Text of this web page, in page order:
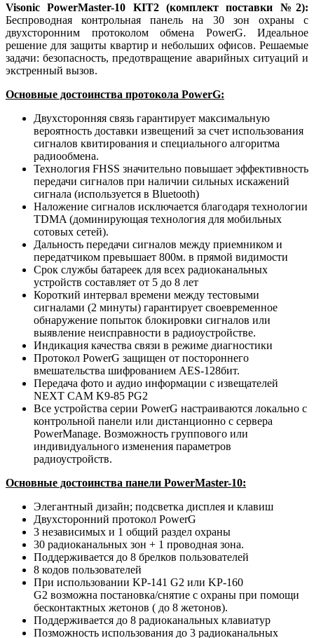
Visonic PowerMaster-10 KIT2 (комплект поставки №2):
Беспроводная контрольная панель на 30 зон охраны с
двухсторонним протоколом обмена PowerG. Идеальное
решение для защиты квартир и небольших офисов. Решаемые
задачи: безопасность, предотвращение аварийных ситуаций и
экстренный вызов.
Основные достоинства протокола PowerG:
Двухсторонняя связь гарантирует максимальную
вероятность доставки извещений за счет использования
сигналов квитирования и специального алгоритма
радиообмена.
Технология FHSS значительно повышает эффективность
передачи сигналов при наличии сильных искажений
сигнала (используется в Bluetooth)
Наложение сигналов исключается благодаря технологии
TDMA (доминирующая технология для мобильных
сотовых сетей).
Дальность передачи сигналов между приемником и
передатчиком превышает 800м. в прямой видимости
Срок службы батареек для всех радиоканальных
устройств составляет от 5 до 8 лет
Короткий интервал времени между тестовыми
сигналами (2 минуты) гарантирует своевременное
обнаружение попыток блокировки сигналов или
выявление неисправности в радиоустройстве.
Индикация качества связи в режиме диагностики
Протокол PowerG защищен от постороннего
вмешательства шифрованием AES-128бит.
Передача фото и аудио информации с извещателей
NEXT CAM K9-85 PG2
Все устройства серии PowerG настраиваются локально с
контрольной панели или дистанционно с сервера
PowerManage. Возможность группового или
индивидуального изменения параметров
радиоустройств.
Основные достоинства панели PowerMaster-10:
Элегантный дизайн; подсветка дисплея и клавиш
Двухсторонний протокол PowerG
3 независимых и 1 общий раздел охраны
30 радиоканальных зон + 1 проводная зона.
Поддерживается до 8 брелков пользователей
8 кодов пользователей
При использовании KP-141 G2 или KP-160
G2 возможна постановка/снятие с охраны при помощи
бесконтактных жетонов ( до 8 жетонов).
Поддерживается до 8 радиоканальных клавиатур
Позможность использования до 3 радиоканальных